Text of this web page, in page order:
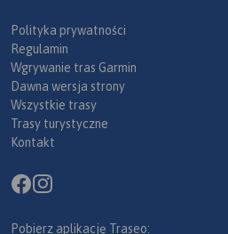
Polityka prywatności
Regulamin
Wgrywanie tras Garmin
Dawna wersja strony
Wszystkie trasy
Trasy turystyczne
Kontakt
Pobierz aplikację Traseo: